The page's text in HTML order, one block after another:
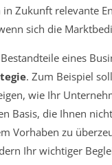
in Zukunft relevante
sich die
eines
. Zum Beispiel
wie Ihr
Basis, die Ihnen
Vorhaben zu
Ihr wichtiger